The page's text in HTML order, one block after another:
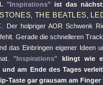
"Inspirations"ist das
THE BEATLES
. Der holpriger AOR Schwenk
Gerade die schnelleren
das Einbringen eigener Ideen
"Inspirations"
klingt wie
und am Ende des Tages
Taste gar grausam am Finger